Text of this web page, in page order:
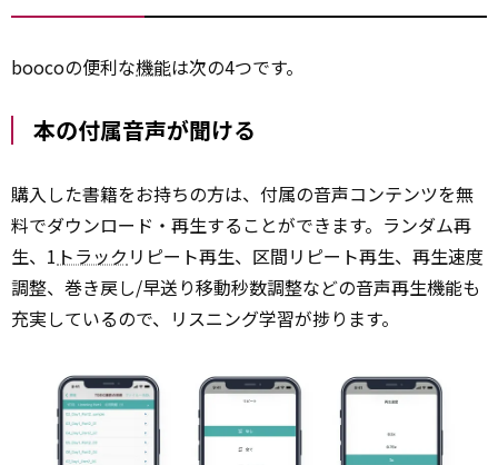
boocoの便利な機能は次の4つです。
本の付属音声が聞ける
購入した書籍をお持ちの方は、付属の音声コンテンツを無
料でダウンロード・再生することができます。ランダム再
生、1 トラック リピート再生、区間リピート再生、再生速度
調整、巻き戻し/早送り移動秒数調整などの音声再生機能も
充実しているので、リスニング学習が捗ります。